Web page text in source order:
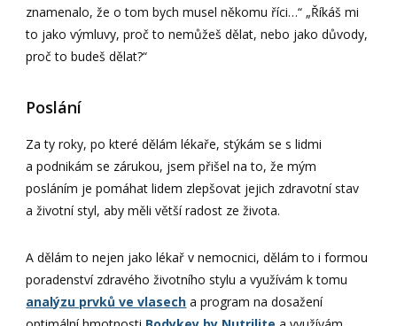
znamenalo, že o tom bych musel někomu říci…“ „Říkáš mi
to jako výmluvy, proč to nemůžeš dělat, nebo jako důvody,
proč to budeš dělat?“
Poslání
Za ty roky, po které dělám lékaře, stýkám se s lidmi
a podnikám se zárukou, jsem přišel na to, že mým
posláním je pomáhat lidem zlepšovat jejich zdravotní stav
a životní styl, aby měli větší radost ze života.
A dělám to nejen jako lékař v nemocnici, dělám to i formou
poradenství zdravého životního stylu a využívám k tomu
analýzu prvků ve vlasech a program na dosažení